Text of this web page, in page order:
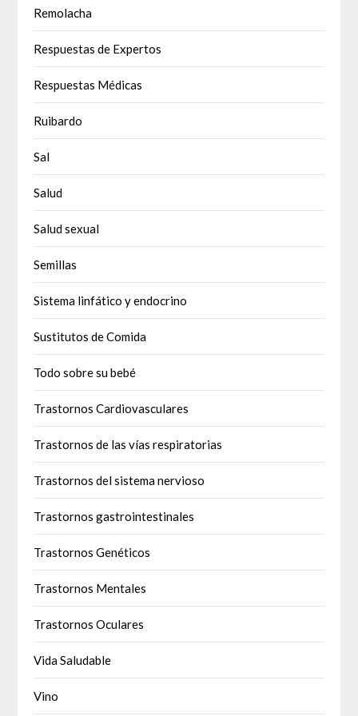
Remolacha
Respuestas de Expertos
Respuestas Médicas
Ruibardo
Sal
Salud
Salud sexual
Semillas
Sistema linfático y endocrino
Sustitutos de Comida
Todo sobre su bebé
Trastornos Cardiovasculares
Trastornos de las vías respiratorias
Trastornos del sistema nervioso
Trastornos gastrointestinales
Trastornos Genéticos
Trastornos Mentales
Trastornos Oculares
Vida Saludable
Vino